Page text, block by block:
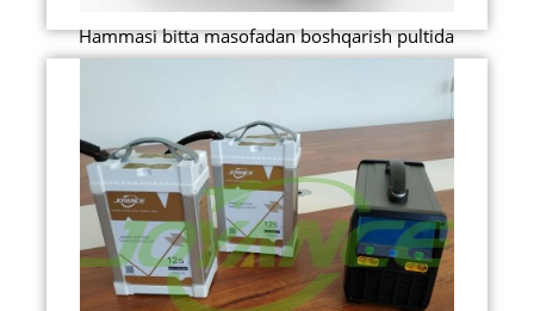
Hammasi bitta masofadan boshqarish pultida